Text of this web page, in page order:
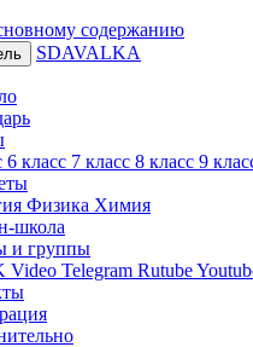
содержанию
SDAVALKA
6 класс 7 класс 8 класс 9
Физика Химия
школа
и группы
Video Telegram Rutube